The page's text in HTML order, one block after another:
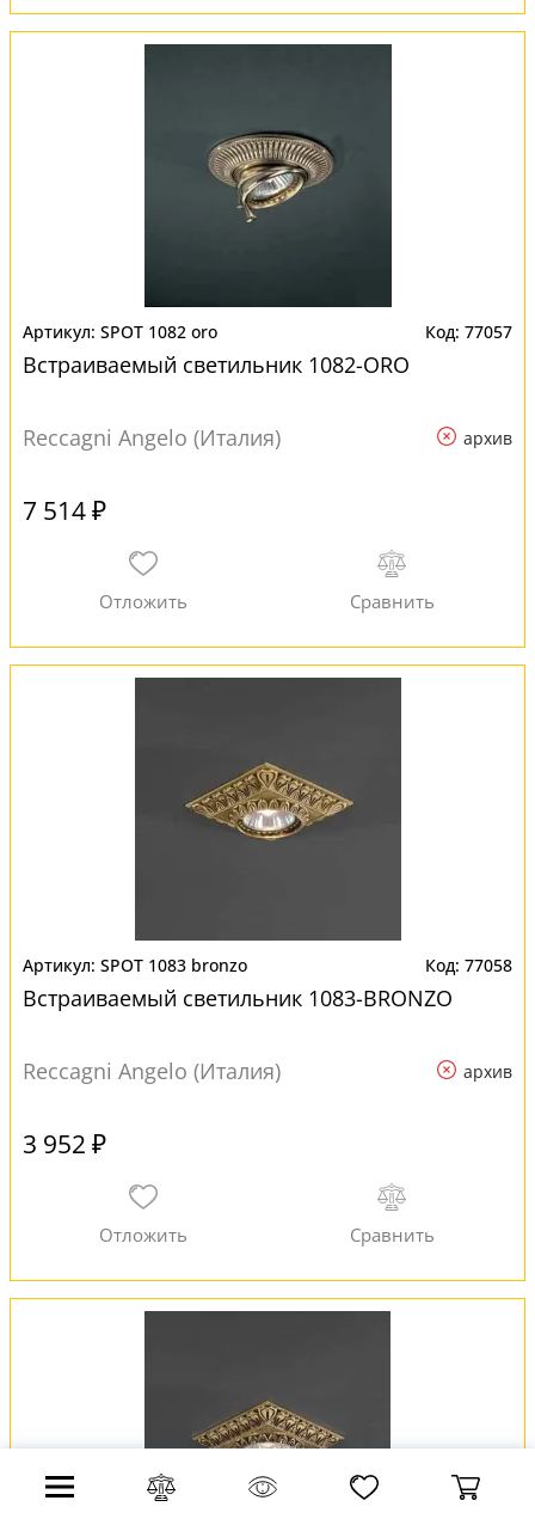
SPOT 1082 oro 77057
Встраиваемый светильник 1082-ORO
Reccagni Angelo (Италия) архив
7 514 ₽
SPOT 1083 bronzo 77058
Встраиваемый светильник 1083-BRONZO
Reccagni Angelo (Италия) архив
3 952 ₽